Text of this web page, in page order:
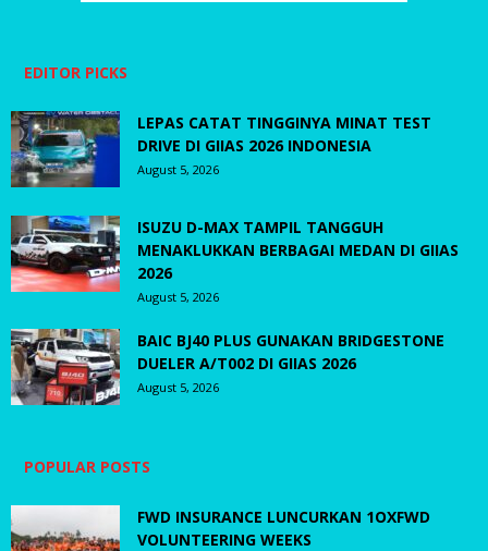
EDITOR PICKS
LEPAS CATAT TINGGINYA MINAT TEST
DRIVE DI GIIAS 2026 INDONESIA
August 5, 2026
ISUZU D-MAX TAMPIL TANGGUH
MENAKLUKKAN BERBAGAI MEDAN DI GIIAS
2026
August 5, 2026
BAIC BJ40 PLUS GUNAKAN BRIDGESTONE
DUELER A/T002 DI GIIAS 2026
August 5, 2026
POPULAR POSTS
FWD INSURANCE LUNCURKAN 1OXFWD
VOLUNTEERING WEEKS